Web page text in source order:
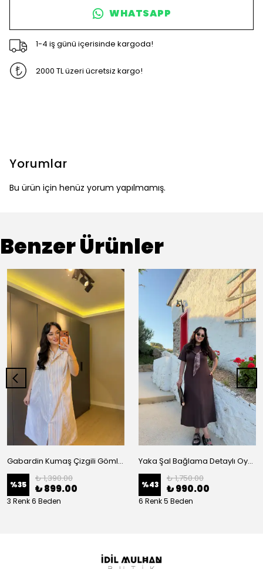
WHATSAPP
1-4 iş günü içerisinde kargoda!
2000 TL üzeri ücretsiz kargo!
Yorumlar
Bu ürün için henüz yorum yapılmamış.
Benzer Ürünler
Gabardin Kumaş Çizgili Gömlek Elbise
%35
₺ 1,390.00
₺ 899.00
3 Renk 6 Beden
Yaka Şal Bağlama Detaylı Oysh Elbise
%43
₺ 1,750.00
₺ 990.00
6 Renk 5 Beden